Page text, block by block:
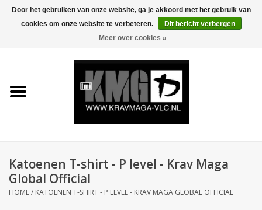
0 Artikelen - €0,00
Krav Maga Kleding
Accessoires
Katoenen T-shirt - P level - Krav Maga
Global Official
HOME/ KATOENEN T-SHIRT - P LEVEL - KRAV MAGA GLOBAL OFFICIAL
Door het gebruiken van onze website, ga je akkoord met het gebruik van
cookies om onze website te verbeteren.
Dit bericht verbergen
Meer over cookies »